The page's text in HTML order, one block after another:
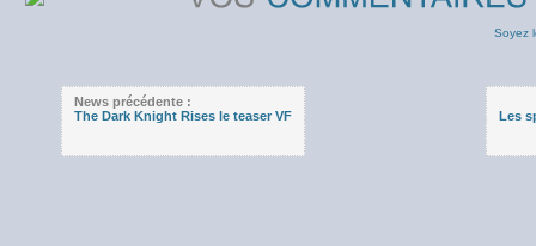
Soyez
News précédente :
The Dark Knight Rises le teaser VF
Les